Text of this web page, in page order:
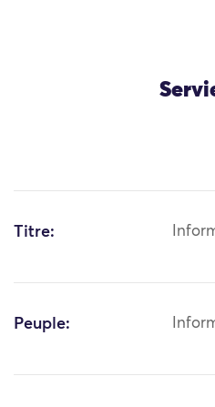
Titre:
Peuple: